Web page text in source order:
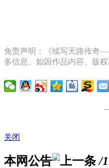
免责声明：《续写天路传奇
多信息。如因作品内容、版
关闭
本网公告 /1